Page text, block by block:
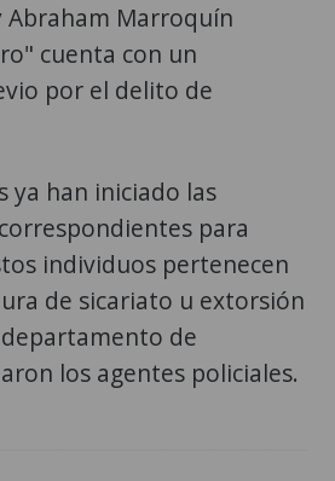
Abraham Marroquín
cuenta con un
por el delito de
ya han iniciado las
para
individuos pertenecen
de sicariato u extorsión
de
los agentes policiales.